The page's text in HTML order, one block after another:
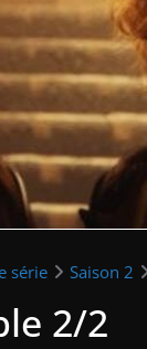
série Saison 2
2/2